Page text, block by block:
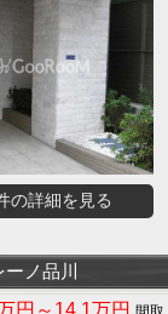
の詳細を見る
ーノ品川
円～14.1万円